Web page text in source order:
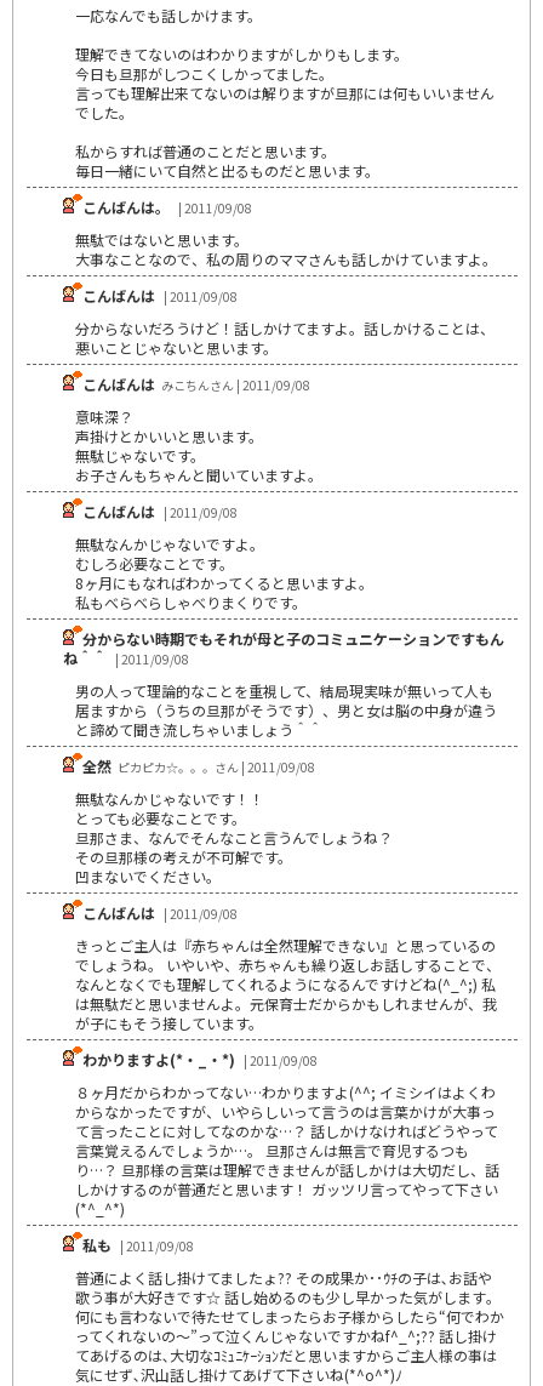
一応なんでも話しかけます。
理解できてないのはわかりますがしかりもします。
今日も旦那がしつこくしかってました。
言っても理解出来てないのは解りますが旦那には何もいいません
でした。
私からすれば普通のことだと思います。
毎日一緒にいて自然と出るものだと思います。
こんばんは。
| 2011/09/08
無駄ではないと思います。
大事なことなので、私の周りのママさんも話しかけていますよ。
こんばんは | 2011/09/08
分からないだろうけど！話しかけてますよ。話しかけることは、
悪いことじゃないと思います。
こんばんは みこちんさん | 2011/09/08
意味深？
声掛けとかいいと思います。
無駄じゃないです。
お子さんもちゃんと聞いていますよ。
こんばんは | 2011/09/08
無駄なんかじゃないですよ。
むしろ必要なことです。
8ヶ月にもなればわかってくると思いますよ。
私もべらべらしゃべりまくりです。
分からない時期でもそれが母と子のコミュニケーションですもん
ね＾＾
| 2011/09/08
男の人って理論的なことを重視して、結局現実味が無いって人も
居ますから（うちの旦那がそうです）、男と女は脳の中身が違う
と諦めて聞き流しちゃいましょう＾＾
全然 ピカピカ☆。。。さん | 2011/09/08
無駄なんかじゃないです！！
とっても必要なことです。
旦那さま、なんでそんなこと言うんでしょうね？
その旦那様の考えが不可解です。
凹まないでください。
こんばんは | 2011/09/08
きっとご主人は『赤ちゃんは全然理解できない』と思っているの
でしょうね。 いやいや、赤ちゃんも繰り返しお話しすることで、
なんとなくでも理解してくれるようになるんですけどね(^_^;) 私
は無駄だと思いませんよ。元保育士だからかもしれませんが、我
が子にもそう接しています。
わかりますよ(*・_・*) | 2011/09/08
８ヶ月だからわかってない…わかりますよ(^^; イミシイはよくわ
からなかったですが、いやらしいって言うのは言葉かけが大事っ
て言ったことに対してなのかな…？ 話しかけなければどうやって
言葉覚えるんでしょうか…。 旦那さんは無言で育児するつも
り…？ 旦那様の言葉は理解できませんが話しかけは大切だし、話
しかけするのが普通だと思います！ ガッツリ言ってやって下さい
(*^_^*)
私も | 2011/09/08
普通によく話し掛けてましたょ?? その成果か･･ｳﾁの子は､お話や
歌う事が大好きです☆ 話し始めるのも少し早かった気がします｡
何にも言わないで待たせてしまったらお子様からしたら“何でわか
ってくれないの～”って泣くんじゃないですかねf^_^;?? 話し掛け
てあげるのは､大切なｺﾐｭﾆｹｰｼｮﾝだと思いますからご主人様の事は
気にせず､沢山話し掛けてあげて下さいね(*^o^*)ﾉ